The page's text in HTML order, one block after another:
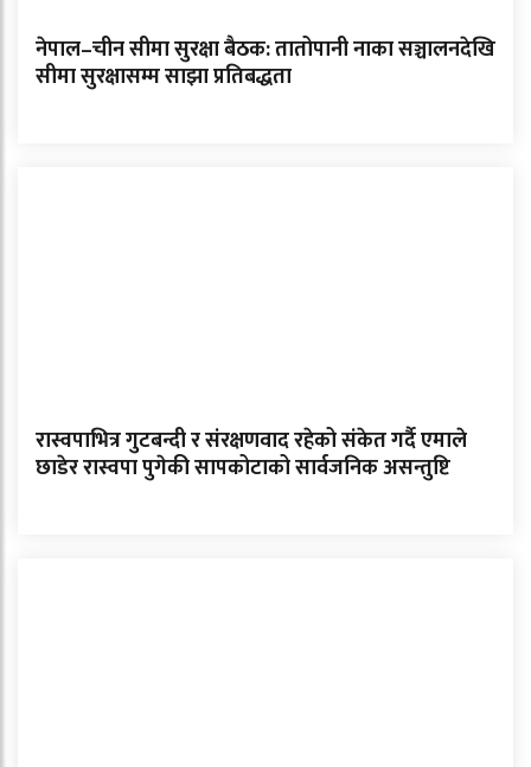
नेपाल–चीन सीमा सुरक्षा बैठक: तातोपानी नाका सञ्चालनदेखि
सीमा सुरक्षासम्म साझा प्रतिबद्धता
रास्वपाभित्र गुटबन्दी र संरक्षणवाद रहेको संकेत गर्दै एमाले
छाडेर रास्वपा पुगेकी सापकोटाको सार्वजनिक असन्तुष्टि